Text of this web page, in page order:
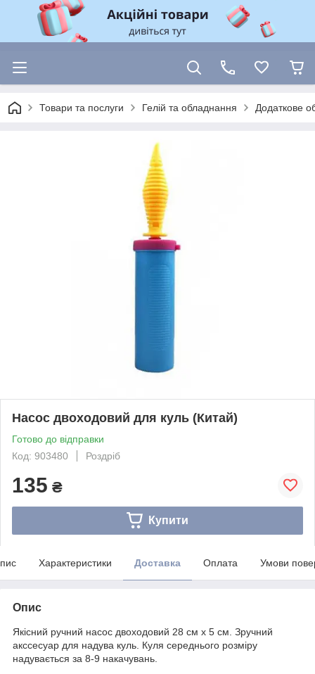
Товари та послуги Гелій та обладнання Додаткове
Насос двоходовий для куль (Китай)
Готово до відправки
Код: 903480
Роздріб
135 ₴
Купити
Характеристики Доставка Оплата Умови
Опис
Якісний ручний насос двоходовий 28 см х 5 см. Зручний
акссесуар для надува куль. Куля середнього розміру
надувається за 8-9 накачувань.